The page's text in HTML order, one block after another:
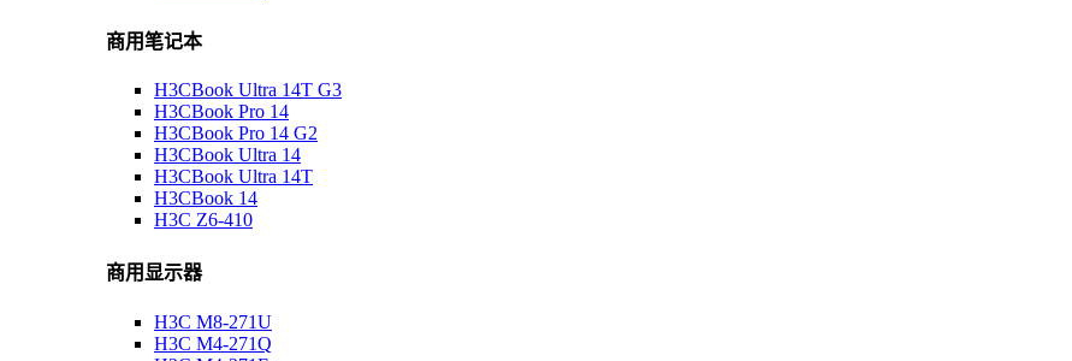
商用笔记本
H3CBook Ultra 14T G3
H3CBook Pro 14
H3CBook Pro 14 G2
H3CBook Ultra 14
H3CBook Ultra 14T
H3CBook 14
H3C Z6-410
商用显示器
H3C M8-271U
H3C M4-271Q